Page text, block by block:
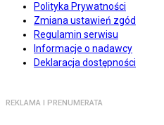
Polityka Prywatności
Zmiana ustawień zgód
Regulamin serwisu
Informacje o nadawcy
Deklaracja dostępności
REKLAMA I PRENUMERATA